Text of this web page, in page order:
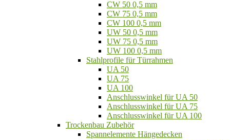
CW 50 0,5 mm
CW 75 0,5 mm
CW 100 0,5 mm
UW 50 0,5 mm
UW 75 0,5 mm
UW 100 0,5 mm
Stahlprofile für Türrahmen
UA 50
UA 75
UA 100
Anschlusswinkel für UA 50
Anschlusswinkel für UA 75
Anschlusswinkel für UA 100
Trockenbau Zubehör
Spannelemente Hängedecken